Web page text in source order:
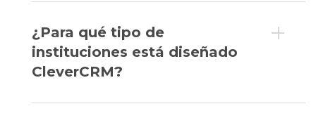
¿Para qué tipo de
instituciones está diseñado
CleverCRM?